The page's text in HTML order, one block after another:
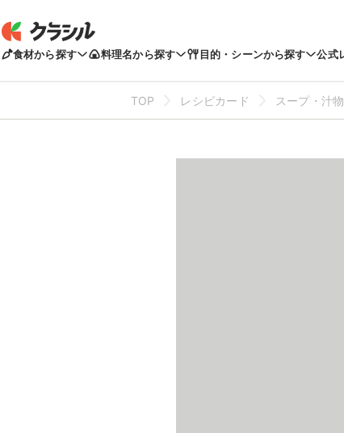
食材から探す 料理名から探す 目的・シーンから探す 公式
TOP レシピカード スープ・汁物